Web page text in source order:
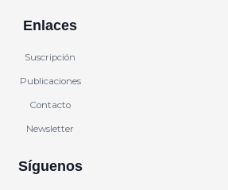
Enlaces
Suscripción
Publicaciones
Contacto
Newsletter
Síguenos